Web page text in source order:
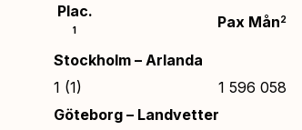
Plac.
1 Pax Mån2
Stockholm – Arlanda
1 (1)
1 596 058
Göteborg – Landvetter